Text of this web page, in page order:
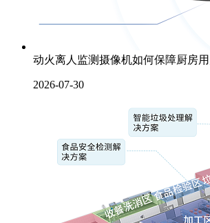
动火离人监测摄像机如何保障厨房用
2026-07-30